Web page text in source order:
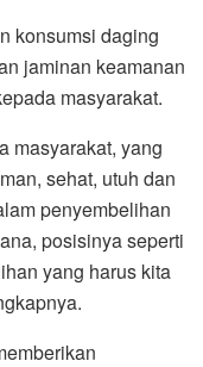
konsumsi daging
jaminan keamanan
masyarakat.
masyarakat, yang
sehat, utuh dan
penyembelihan
posisinya seperti
yang harus kita